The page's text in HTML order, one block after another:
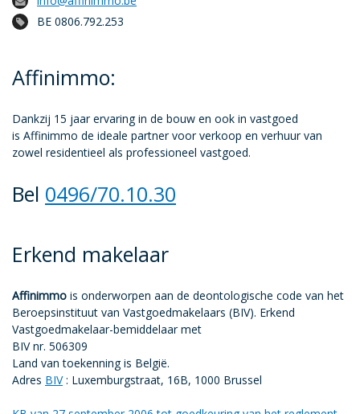
BE 0806.792.253
Affinimmo:
Dankzij 15 jaar ervaring in de bouw en ook in vastgoed
is Affinimmo de ideale partner voor verkoop en verhuur van
zowel residentieel als professioneel vastgoed.
Bel 0496/70.10.30
Erkend makelaar
Affinimmo is onderworpen aan de deontologische code van het
Beroepsinstituut van Vastgoedmakelaars (BIV). Erkend
Vastgoedmakelaar-bemiddelaar met
BIV nr. 506309
Land van toekenning is België.
Adres BIV: Luxemburgstraat, 16B, 1000 Brussel